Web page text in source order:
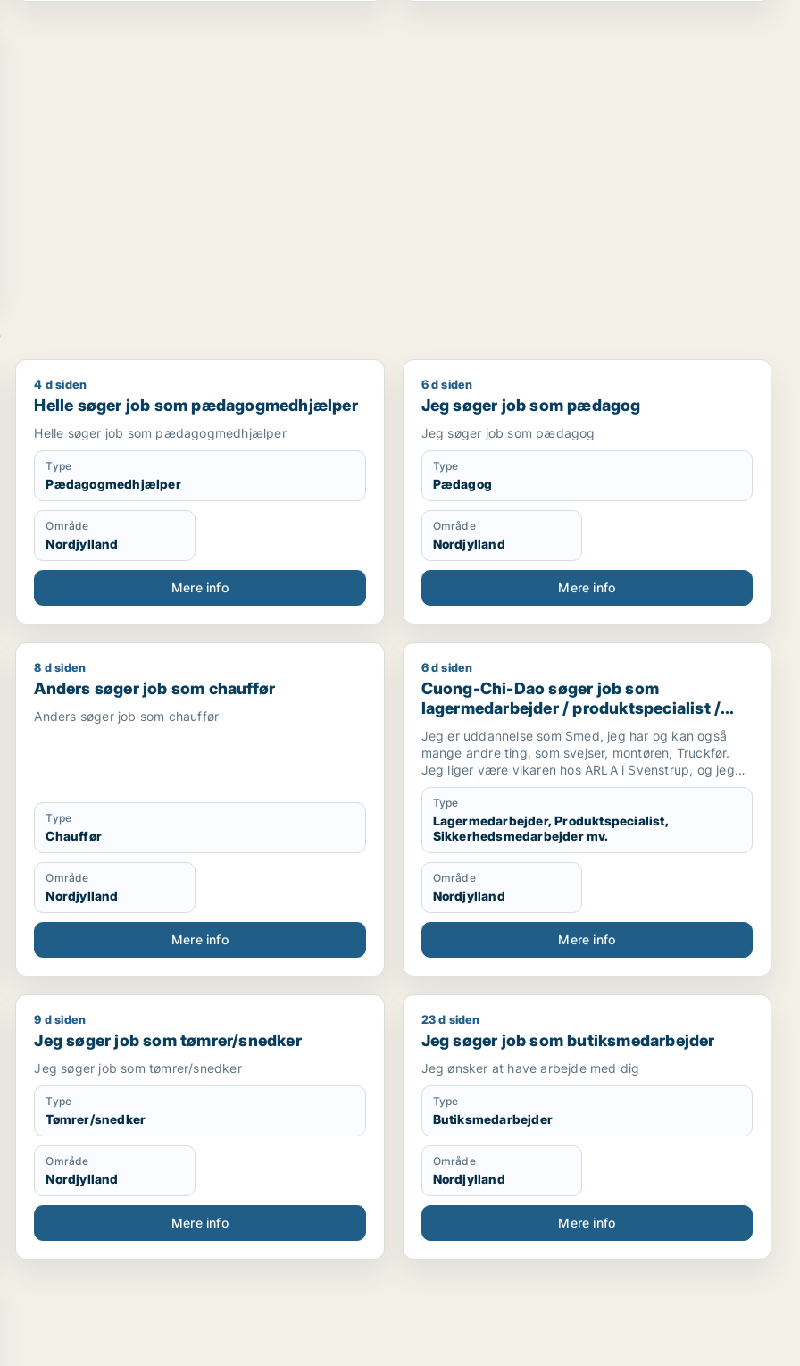
Helle søger job som pædagogmedhjælper
4 d siden
Helle søger job som pædagogmedhjælper
Helle søger job som pædagogmedhjælper
Type
Pædagogmedhjælper
Område
Nordjylland
Mere info
Jeg søger job som pædagog
6 d siden
Jeg søger job som pædagog
Jeg søger job som pædagog
Type
Pædagog
Område
Nordjylland
Mere info
/ chauffør
Anders søger job som chauffør
8 d siden
Anders søger job som chauffør
Anders søger job som chauffør
Type
Chauffør
Område
Nordjylland
Mere info
Cuong-Chi-Dao søger job som lagermedarbejder /
6 d siden
Cuong-Chi-Dao søger job som
lagermedarbejder / produktspecialist /
sikkerhedsmedarbejder / smed /
logistikmedarbejder
Jeg er uddannelse som Smed, jeg har og kan også
mange andre ting, som svejser, montøren, Truckfør.
Jeg liger være vikaren hos ARLA i Svenstrup, og jeg
kan beviser at jeg er gode medarbejder......
Type
Lagermedarbejder, Produktspecialist,
Sikkerhedsmedarbejder mv.
Område
Nordjylland
Mere info
Jeg søger job som tømrer/snedker
9 d siden
Jeg søger job som tømrer/snedker
Jeg søger job som tømrer/snedker
Type
Tømrer/snedker
Område
Nordjylland
Mere info
Jeg søger job som butiksmedarbejder
23 d siden
Jeg søger job som butiksmedarbejder
Jeg ønsker at have arbejde med dig
Type
Butiksmedarbejder
Område
Nordjylland
Mere info
/ kontorassistent / hr-medarbejder